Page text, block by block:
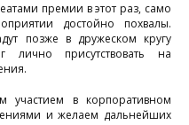
премии в этот раз, само
достойно похвалы.
позже в дружеском кругу
присутствовать на
участием в корпоративном
и желаем дальнейших